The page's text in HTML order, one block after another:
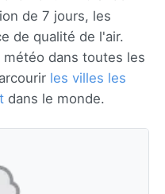
de 7 jours, les
de qualité de l'air.
dans toutes les
les villes les
dans le monde.